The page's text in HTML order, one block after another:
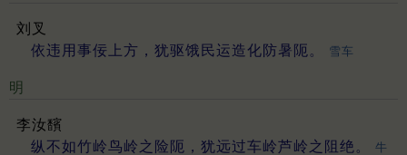
刘叉
依违用事佞上方，犹驱饿民运造化防暑阨。
雪车
明
李汝馪
纵不如竹岭鸟岭之险阨，犹远过车岭芦岭之阻绝。
牛